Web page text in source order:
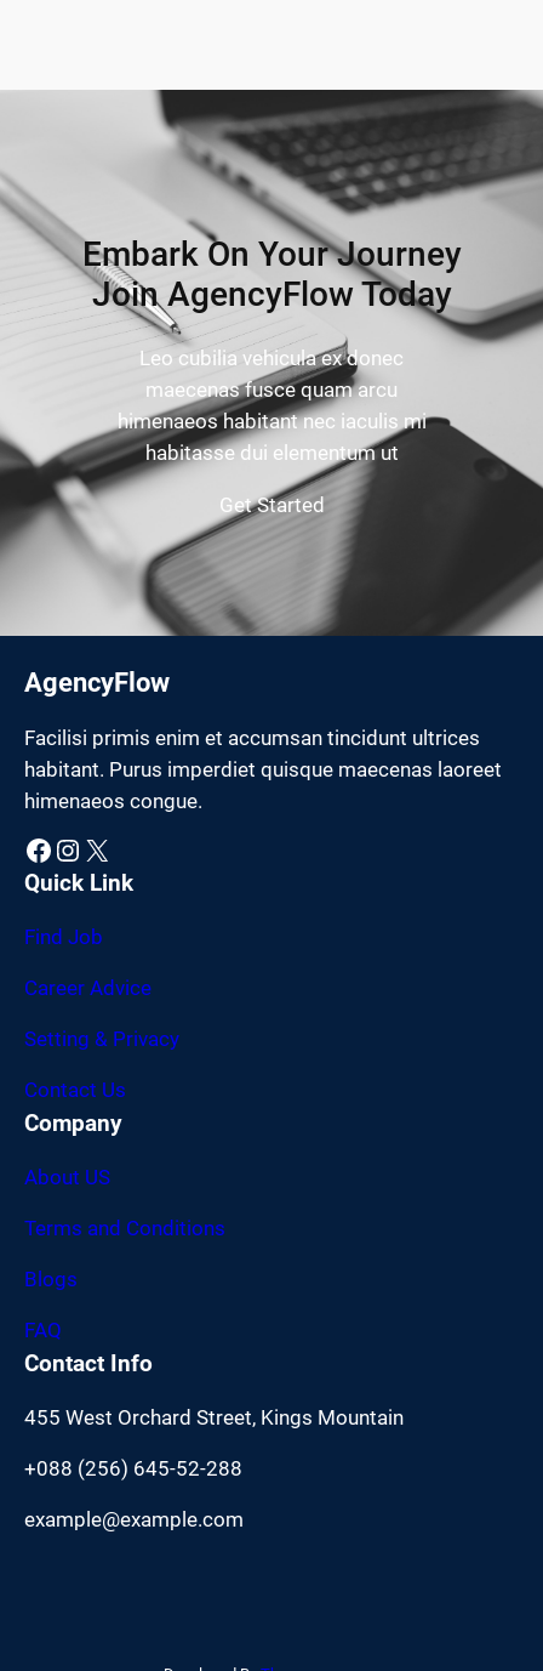
Embark On Your Journey
Join AgencyFlow Today
Leo cubilia vehicula ex donec
maecenas fusce quam arcu
himenaeos habitant nec iaculis mi
habitasse dui elementum ut
Get Started
AgencyFlow
Facilisi primis enim et accumsan tincidunt ultrices
habitant. Purus imperdiet quisque maecenas laoreet
himenaeos congue.
Facebook Instagram X
Quick Link
Find Job
Career Advice
Setting & Privacy
Contact Us
Company
About US
Terms and Conditions
Blogs
FAQ
Contact Info
455 West Orchard Street, Kings Mountain
+088 (256) 645-52-288
example@example.com